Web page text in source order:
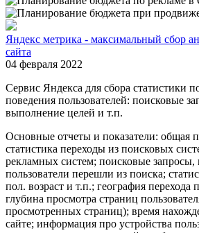
Яндекс метрика - максимальный сбор
сайта
04 февраля 2022
Сервис Яндекса для сбора статистики
поведения пользователей: поисковые
выполнение целей и т.п.
Основные отчеты и показатели: общая
статистика переходы из поисковых
рекламных систем; поисковые
пользователи перешли из поиска;
пол. возраст и т.п.; география перехода
глубина просмотра страниц
просмотренных страниц); время
сайте; информация про устройства